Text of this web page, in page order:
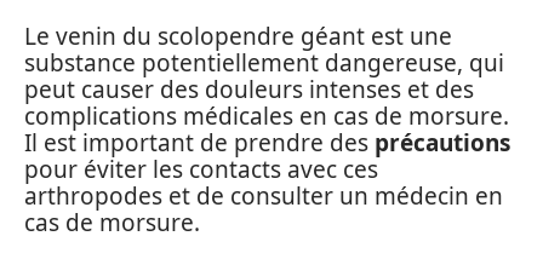
Le venin du scolopendre géant est une
substance potentiellement dangereuse, qui
peut causer des douleurs intenses et des
complications médicales en cas de morsure.
Il est important de prendre des précautions
pour éviter les contacts avec ces
arthropodes et de consulter un médecin en
cas de morsure.